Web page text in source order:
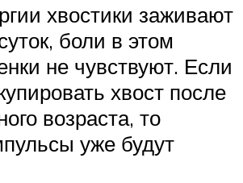
хвостики заживают
боли в этом
не чувствуют. Если
хвост после
возраста, то
уже будут